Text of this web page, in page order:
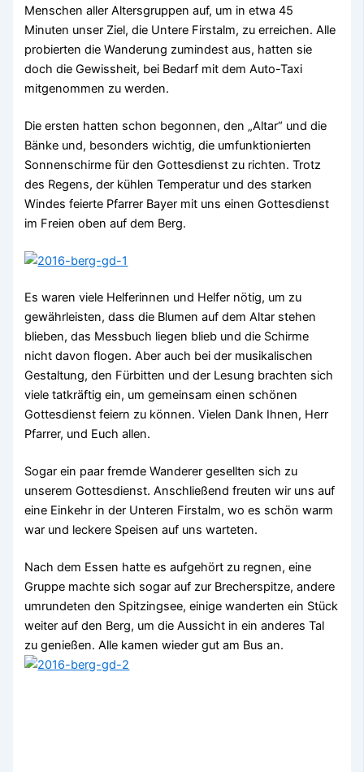
Menschen aller Altersgruppen auf, um in etwa 45
Minuten unser Ziel, die Untere Firstalm, zu erreichen. Alle
probierten die Wanderung zumindest aus, hatten sie
doch die Gewissheit, bei Bedarf mit dem Auto-Taxi
mitgenommen zu werden.
Die ersten hatten schon begonnen, den „Altar“ und die
Bänke und, besonders wichtig, die umfunktionierten
Sonnenschirme für den Gottesdienst zu richten. Trotz
des Regens, der kühlen Temperatur und des starken
Windes feierte Pfarrer Bayer mit uns einen Gottesdienst
im Freien oben auf dem Berg.
Es waren viele Helferinnen und Helfer nötig, um zu
gewährleisten, dass die Blumen auf dem Altar stehen
blieben, das Messbuch liegen blieb und die Schirme
nicht davon flogen. Aber auch bei der musikalischen
Gestaltung, den Fürbitten und der Lesung brachten sich
viele tatkräftig ein, um gemeinsam einen schönen
Gottesdienst feiern zu können. Vielen Dank Ihnen, Herr
Pfarrer, und Euch allen.
Sogar ein paar fremde Wanderer gesellten sich zu
unserem Gottesdienst. Anschließend freuten wir uns auf
eine Einkehr in der Unteren Firstalm, wo es schön warm
war und leckere Speisen auf uns warteten.
Nach dem Essen hatte es aufgehört zu regnen, eine
Gruppe machte sich sogar auf zur Brecherspitze, andere
umrundeten den Spitzingsee, einige wanderten ein Stück
weiter auf den Berg, um die Aussicht in ein anderes Tal
zu genießen. Alle kamen wieder gut am Bus an.